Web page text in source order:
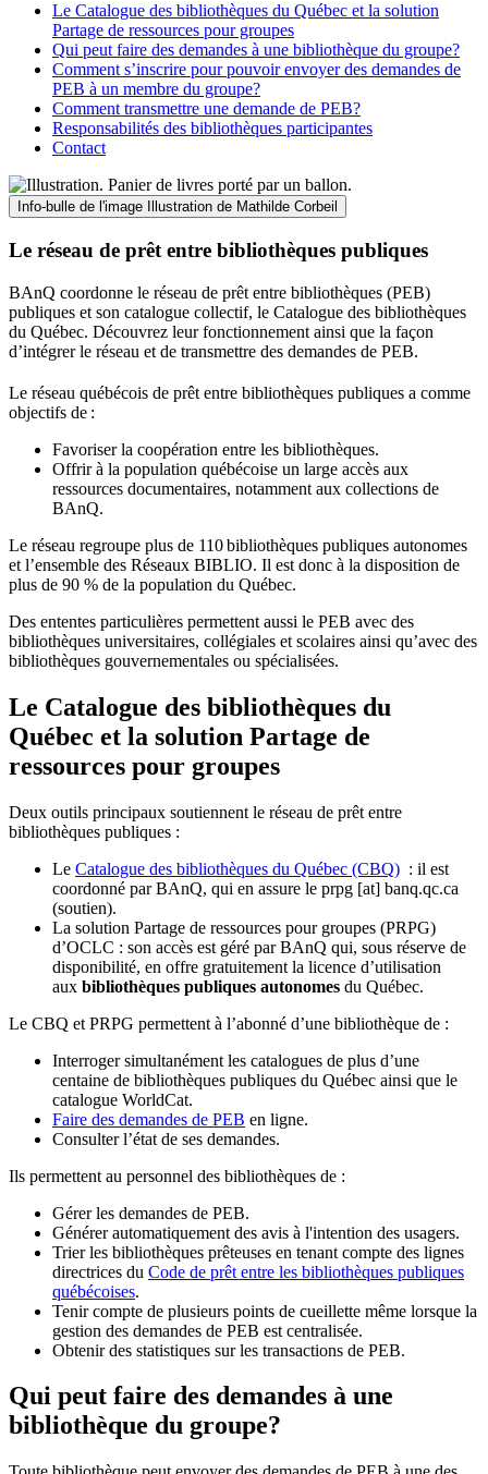
Le Catalogue des bibliothèques du Québec et la solution
Partage de ressources pour groupes
Qui peut faire des demandes à une bibliothèque du groupe?
Comment s’inscrire pour pouvoir envoyer des demandes de
PEB à un membre du groupe?
Comment transmettre une demande de PEB?
Responsabilités des bibliothèques participantes
Contact
Info-bulle de l'image Illustration de Mathilde Corbeil
Le réseau de prêt entre bibliothèques publiques
BAnQ coordonne le réseau de prêt entre bibliothèques (PEB)
publiques et son catalogue collectif, le Catalogue des bibliothèques
du Québec. Découvrez leur fonctionnement ainsi que la façon
d’intégrer le réseau et de transmettre des demandes de PEB.
Le réseau québécois de prêt entre bibliothèques publiques a comme
objectifs de :
Favoriser la coopération entre les bibliothèques.
Offrir à la population québécoise un large accès aux
ressources documentaires, notamment aux collections de
BAnQ.
Le réseau regroupe plus de 110bibliothèques publiques autonomes
et l’ensemble des Réseaux BIBLIO. Il est donc à la disposition de
plus de 90 % de la population du Québec.
Des ententes particulières permettent aussi le PEB avec des
bibliothèques universitaires, collégiales et scolaires ainsi qu’avec des
bibliothèques gouvernementales ou spécialisées.
Le Catalogue des bibliothèques du
Québec et la solution Partage de
ressources pour groupes
Deux outils principaux soutiennent le réseau de prêt entre
bibliothèques publiques :
Le Catalogue des bibliothèques du Québec (CBQ) : il est
coordonné par BAnQ, qui en assure le prpg [at] banq.qc.ca
(soutien).
La solution Partage de ressources pour groupes (PRPG)
d’OCLC : son accès est géré par BAnQ qui, sous réserve de
disponibilité, en offre gratuitement la licence d’utilisation
aux bibliothèques publiques autonomes du Québec.
Le CBQ et PRPG permettent à l’abonné d’une bibliothèque de :
Interroger simultanément les catalogues de plus d’une
centaine de bibliothèques publiques du Québec ainsi que le
catalogue WorldCat.
Faire des demandes de PEB en ligne.
Consulter l’état de ses demandes.
Ils permettent au personnel des bibliothèques de :
Gérer les demandes de PEB.
Générer automatiquement des avis à l'intention des usagers.
Trier les bibliothèques prêteuses en tenant compte des lignes
directrices du Code de prêt entre les bibliothèques publiques
québécoises.
Tenir compte de plusieurs points de cueillette même lorsque la
gestion des demandes de PEB est centralisée.
Obtenir des statistiques sur les transactions de PEB.
Qui peut faire des demandes à une
bibliothèque du groupe?